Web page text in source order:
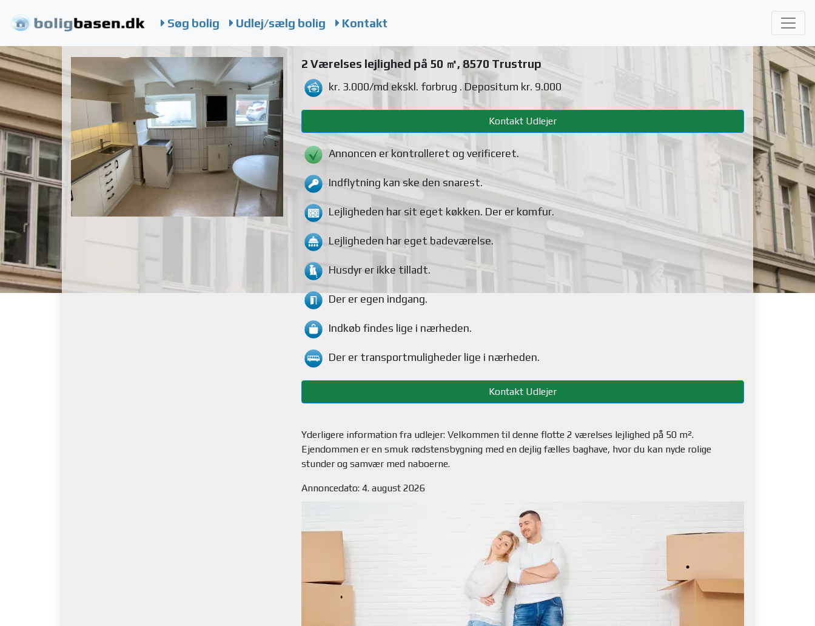
Søg bolig Udlej/sælg bolig Kontakt
2 Værelses lejlighed på 50 ㎡, 8570 Trustrup
kr. 3.000/mdekskl. forbrug . Depositum kr. 9.000
Kontakt Udlejer
Annoncen er kontrolleret og verificeret.
Indflytning kan ske den snarest.
Lejligheden har sit eget køkken. Der er komfur.
Lejligheden har eget badeværelse.
Husdyr er ikke tilladt.
Der er egen indgang.
Indkøb findes lige i nærheden.
Der er transportmuligheder lige i nærheden.
Kontakt Udlejer
Yderligere information fra udlejer: Velkommen til denne flotte 2 værelses lejlighed på 50 m².
Ejendommen er en smuk rødstensbygning med en dejlig fælles baghave, hvor du kan nyde rolige
Annoncedato: 4. august 2026